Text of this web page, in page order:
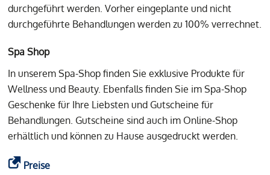
durchgeführt werden. Vorher eingeplante und nicht
durchgeführte Behandlungen werden zu 100% verrechnet.
Spa Shop
In unserem Spa-Shop finden Sie exklusive Produkte für
Wellness und Beauty. Ebenfalls finden Sie im Spa-Shop
Geschenke für Ihre Liebsten und Gutscheine für
Behandlungen. Gutscheine sind auch im Online-Shop
erhältlich und können zu Hause ausgedruckt werden.
Preise